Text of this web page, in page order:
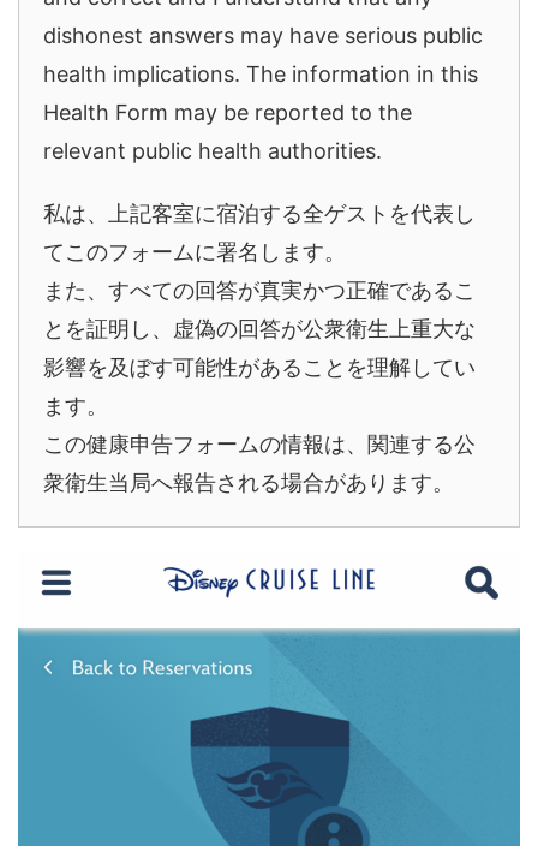
dishonest answers may have serious public
health implications. The information in this
Health Form may be reported to the
relevant public health authorities.
私は、上記客室に宿泊する全ゲストを代表し
てこのフォームに署名します。
また、すべての回答が真実かつ正確であるこ
とを証明し、虚偽の回答が公衆衛生上重大な
影響を及ぼす可能性があることを理解してい
ます。
この健康申告フォームの情報は、関連する公
衆衛生当局へ報告される場合があります。